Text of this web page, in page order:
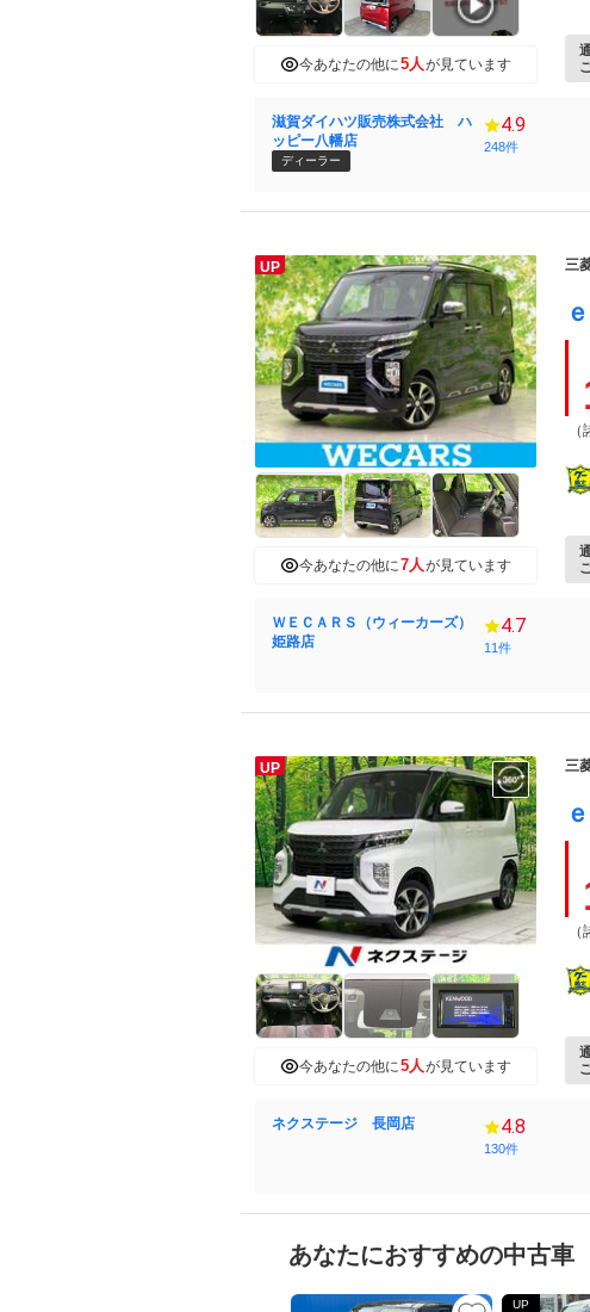
今あなたの他に5人が見ています
滋賀ダイハツ販売株式会社 ハ
ッピー八幡店
ディーラー
4.9
248件
UP
今あなたの他に7人が見ています
三
ＷＥＣＡＲＳ（ウィーカーズ）
姫路店
4.7
11件
UP
今あなたの他に5人が見ています
三
ネクステージ 長岡店 4.8
130件
あなたにおすすめの中古車
UP